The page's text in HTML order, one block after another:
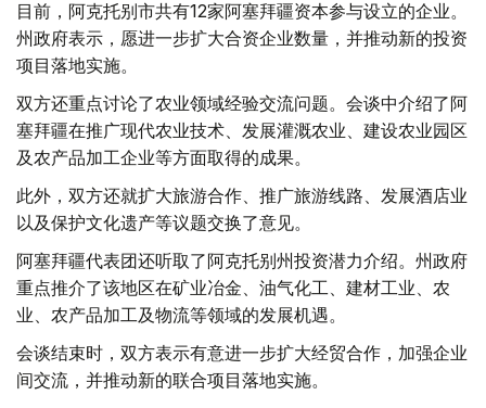
目前，阿克托别市共有12家阿塞拜疆资本参与设立的企业。
州政府表示，愿进一步扩大合资企业数量，并推动新的投资
项目落地实施。
双方还重点讨论了农业领域经验交流问题。会谈中介绍了阿
塞拜疆在推广现代农业技术、发展灌溉农业、建设农业园区
及农产品加工企业等方面取得的成果。
此外，双方还就扩大旅游合作、推广旅游线路、发展酒店业
以及保护文化遗产等议题交换了意见。
阿塞拜疆代表团还听取了阿克托别州投资潜力介绍。州政府
重点推介了该地区在矿业冶金、油气化工、建材工业、农
业、农产品加工及物流等领域的发展机遇。
会谈结束时，双方表示有意进一步扩大经贸合作，加强企业
间交流，并推动新的联合项目落地实施。